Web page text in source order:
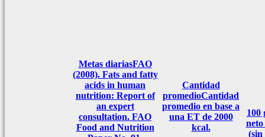
Metas diariasFAO
(2008). Fats and fatty
acids in human
nutrition: Report of
an expert
consultation. FAO
Food and Nutrition
Cantidad
promedioCantidad
promedio en base a
una ET de 2000
kcal.
100
(sin